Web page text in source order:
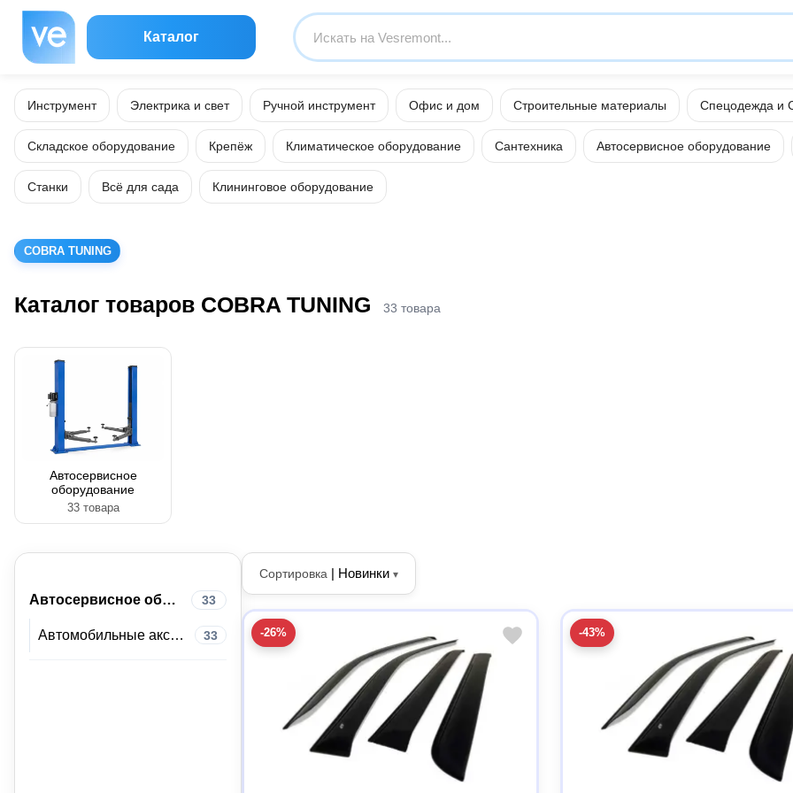
Каталог
Инструмент Электрика и свет Ручной инструмент Офис и дом Строительные материалы Спецодежда и
Складское оборудование Крепёж Климатическое оборудование Сантехника Автосервисное оборудование
Станки Всё для сада Клининговое оборудование
COBRA TUNING
Каталог товаров COBRA TUNING 33 товара
Автосервисное
оборудование
33 товара
Автосервисное оборудование 33
Автомобильные аксессуары 33
Сортировка | Новинки ▾
-26% -43%